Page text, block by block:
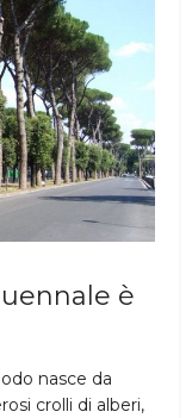
è
nasce da
crolli di alberi,